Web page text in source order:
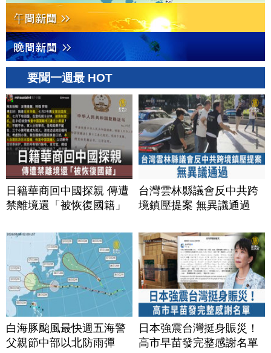
要聞一週最 HOT
日籍華商回中國探親 傳遭
禁離境還「被恢復國籍」
台灣雲林縣議會反中共跨
境鎮壓提案 無異議通過
白海豚颱風最快週五海警
父親節中部以北防雨彈
日本強震台灣挺身賑災！
高市早苗發完整感謝名單